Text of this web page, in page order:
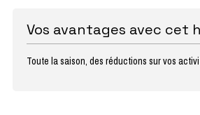
Vos avantages avec cet
Toute la saison, des réductions sur vos